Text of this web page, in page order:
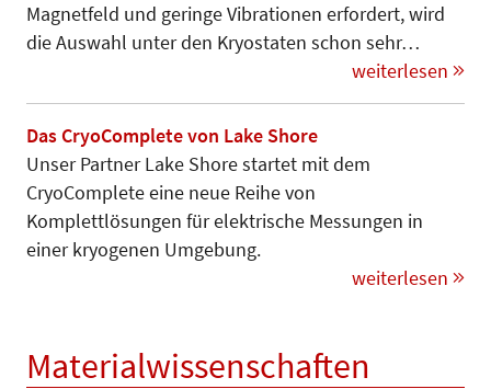
Magnetfeld und geringe Vibrationen erfordert, wird
die Auswahl unter den Kryostaten schon sehr…
weiterlesen
Das CryoComplete von Lake Shore
Unser Partner Lake Shore startet mit dem
CryoComplete eine neue Reihe von
Komplettlösungen für elektrische Messungen in
einer kryogenen Umgebung.
weiterlesen
Materialwissenschaften